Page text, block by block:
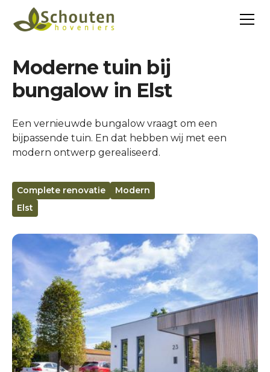
Moderne tuin bij
bungalow in Elst
Een vernieuwde bungalow vraagt om een
bijpassende tuin. En dat hebben wij met een
modern ontwerp gerealiseerd.
Complete renovatie
Modern
Elst